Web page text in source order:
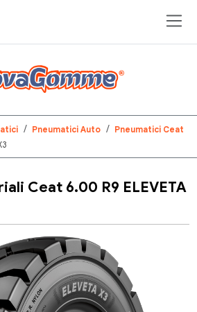
Pneumatici Auto
Pneumatici Ceat
Ceat 6.00 R9 ELEVETA